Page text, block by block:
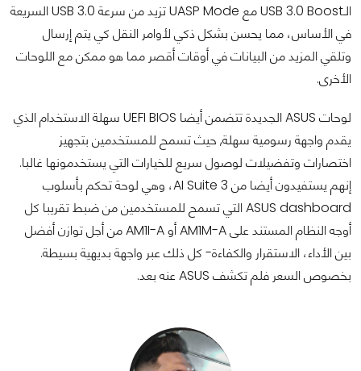
الـUSB 3.0 Boost مع UASP Mode تزيد من سرعة USB 3.0 السريعة
في الأساس، مما يحسن بشكل ذكي لأوامر النقل كي يتم إرسال
وتلقي المزيد من البيانات في أوقات أقصر مما هو ممكن مع اللوحات
الأخرى.
لوحات ASUS الجديدة تتضمن أيضا UEFI BIOS سهلة الاستخدام الذي
يقدم واجهة رسومية سهلة, حيث تسمح للمستخدمين بتجهيز
اختصارات وتفضيلات لوصول سريع للخيارات التي يستخدمونها غالبا.
إنهم يستفيدون أيضا من AI Suite 3، وهي لوحة تحكم بأسلوب
ASUS dashboard التي تسمح للمستخدمين من ضبط تقريبا كل
أوجه النظام المستند على AM1M-A أو AM1I-A من أجل توازن أفضل
بين الأداء، الاستقرار والكفاءة- كل ذلك عبر واجهة بديهية بسيطة.
بخصوص السعر فلم تكشف ASUS عنه بعد.